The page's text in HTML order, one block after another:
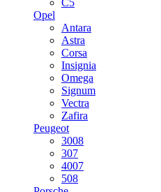
C5
Opel
Antara
Astra
Corsa
Insignia
Omega
Signum
Vectra
Zafira
Peugeot
3008
307
4007
508